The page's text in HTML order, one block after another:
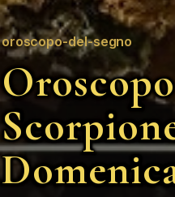
oroscopo-del-segno